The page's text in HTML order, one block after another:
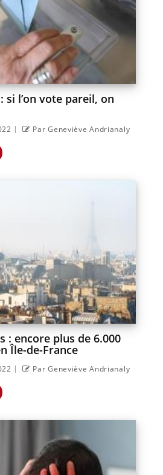
si l’on vote pareil, on
| Par Geneviève Andrianaly
: encore plus de 6.000
Île-de-France
| Par Geneviève Andrianaly